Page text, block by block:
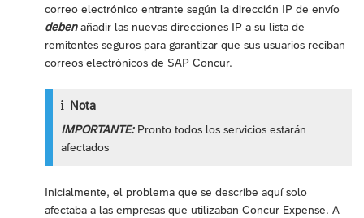
correo electrónico entrante según la dirección IP de envío
debenañadir las nuevas direcciones IP a su lista de
remitentes seguros para garantizar que sus usuarios reciban
correos electrónicos de SAP Concur.
Nota
IMPORTANTE:Pronto todos los servicios estarán
afectados
Inicialmente, el problema que se describe aquí solo
afectaba a las empresas que utilizaban Concur Expense. A